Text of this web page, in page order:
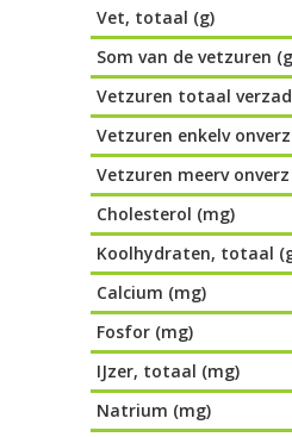
Vet, totaal (g)
Som van de vetzuren
Vetzuren totaal
Vetzuren enkelv
Vetzuren meerv
Cholesterol (mg)
Koolhydraten, totaal
Calcium (mg)
Fosfor (mg)
IJzer, totaal (mg)
Natrium (mg)